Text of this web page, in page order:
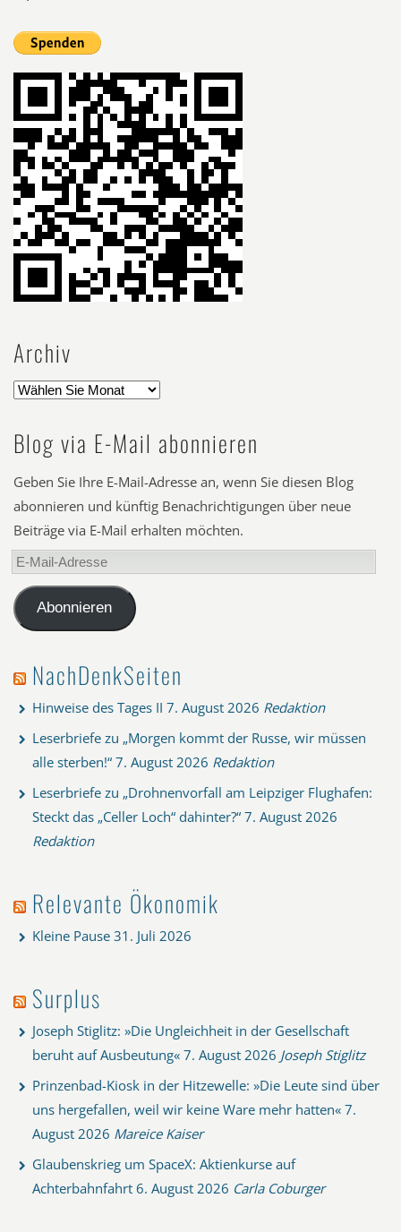
Archiv
Blog via E-Mail abonnieren
Geben Sie Ihre E-Mail-Adresse an, wenn Sie diesen Blog
abonnieren und künftig Benachrichtigungen über neue
Beiträge via E-Mail erhalten möchten.
E-
Mail-
AdresseAbonnieren
NachDenkSeiten
Hinweise des Tages II 7. August 2026 Redaktion
Leserbriefe zu „Morgen kommt der Russe, wir müssen
alle sterben!“ 7. August 2026 Redaktion
Leserbriefe zu „Drohnenvorfall am Leipziger Flughafen:
Steckt das „Celler Loch“ dahinter?“ 7. August 2026
Redaktion
Relevante Ökonomik
Kleine Pause 31. Juli 2026
Surplus
Joseph Stiglitz: »Die Ungleichheit in der Gesellschaft
beruht auf Ausbeutung« 7. August 2026 Joseph Stiglitz
Prinzenbad-Kiosk in der Hitzewelle: »Die Leute sind über
uns hergefallen, weil wir keine Ware mehr hatten« 7.
August 2026 Mareice Kaiser
Glaubenskrieg um SpaceX: Aktienkurse auf
Achterbahnfahrt 6. August 2026 Carla Coburger